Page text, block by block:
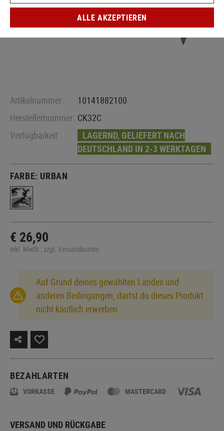
Artikelnummer:
10141882100
Herstellernummer: CK32C
Verfügbarkeit:
LAGERND, GELIEFERT NACH
DEUTSCHLAND IN 2-3 WERKTAGEN
FARBE: URBAN
€ 26,90
inkl. MwSt., zzgl. Versandkosten
Auf Grund deines gewählten Landes und
anderen Bedingungen, darfst du dieses Produkt
nicht käuflich erwerben
BEZAHLARTEN
VORKASSE MASTERCARD
VERSAND UND RÜCKGABE
ALLE AKZEPTIEREN